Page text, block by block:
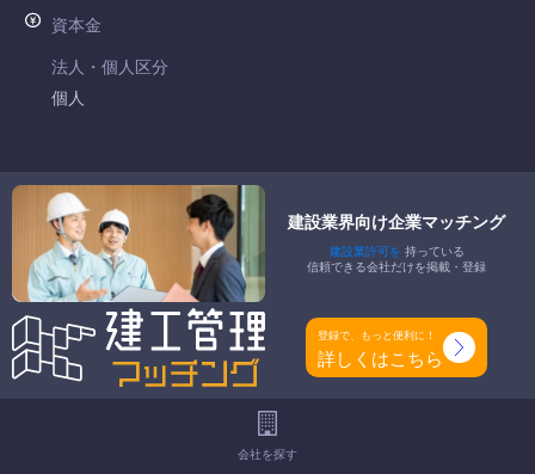
資本金
法人・個人区分
個人
熊本県知事許可 第016473号
特定建設業
-
一般建設業
建築一式工事業 大工工事業 屋根工事業 タイル・れんが・ブ
ロック工事業 内装仕上工事業
建設業界向け企業マッチング
建設業許可を 持っている
信頼できる会社だけを掲載・登録
登録で、もっと便利に！
詳しくはこちら
会社を探す